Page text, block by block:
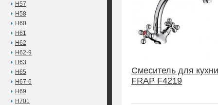
H57
H58
H60
H61
H62
H62-9
H63
H65
H67-6
H69
H701
Смеситель для кухни
FRAP F4219